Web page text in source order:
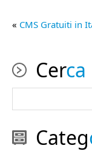
« CMS Gratuiti in
Cerca
Categ